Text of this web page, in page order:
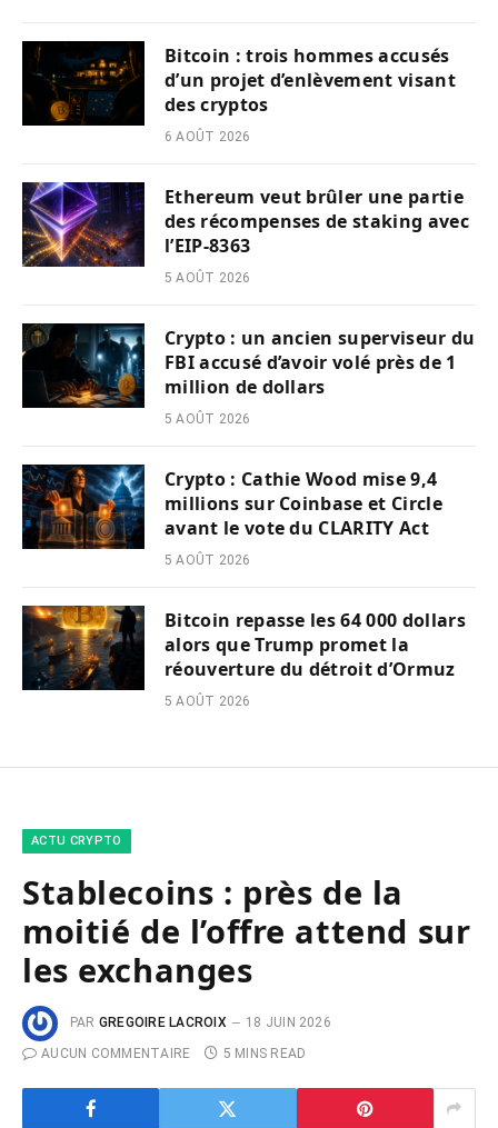
Bitcoin : trois hommes accusés
d’un projet d’enlèvement visant
des cryptos
6 AOÛT 2026
Ethereum veut brûler une partie
des récompenses de staking avec
l’EIP-8363
5 AOÛT 2026
Crypto : un ancien superviseur du
FBI accusé d’avoir volé près de 1
million de dollars
5 AOÛT 2026
Crypto : Cathie Wood mise 9,4
millions sur Coinbase et Circle
avant le vote du CLARITY Act
5 AOÛT 2026
Bitcoin repasse les 64 000 dollars
alors que Trump promet la
réouverture du détroit d’Ormuz
5 AOÛT 2026
ACTU CRYPTO
Stablecoins : près de la
moitié de l’offre attend sur
les exchanges
PAR GREGOIRE LACROIX
18 JUIN 2026
AUCUN COMMENTAIRE
5 MINS READ